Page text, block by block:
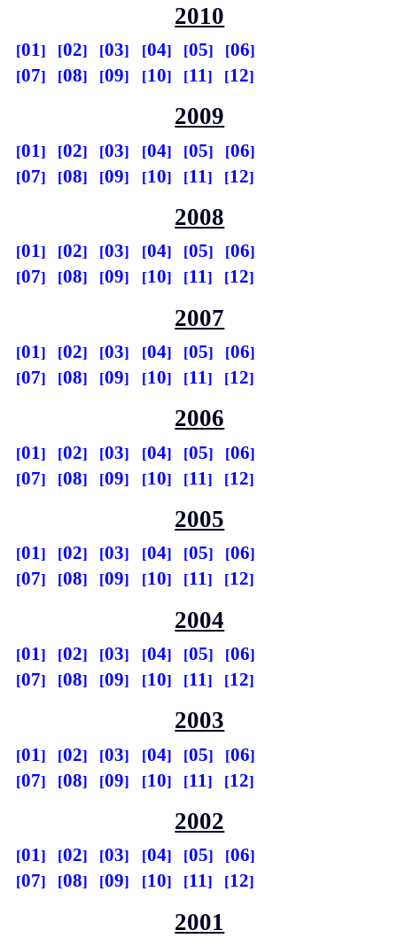
2010
01 02 03 04 05
06
07
08 09 10 11 12
2009
01 02 03 04 05
06
07
08 09 10 11 12
2008
01 02 03 04 05
06
07
08 09 10 11 12
2007
01 02 03 04 05
06
07
08 09 10 11 12
2006
01 02 03 04 05
06
07
08 09 10 11 12
2005
01 02 03 04 05
06
07
08 09 10 11 12
2004
01 02 03 04 05
06
07
08 09 10 11 12
2003
01 02 03 04 05
06
07
08 09 10 11 12
2002
01 02 03 04 05
06
07
08 09 10 11 12
2001